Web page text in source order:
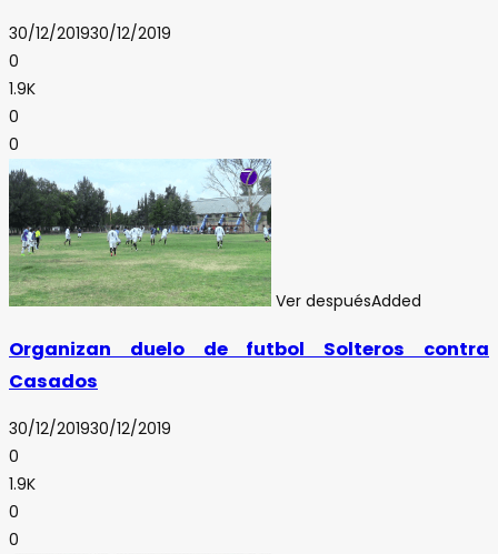
30/12/201930/12/2019
0
1.9K
0
0
Ver despuésAdded
Organizan duelo de futbol Solteros contra
Casados
30/12/201930/12/2019
0
1.9K
0
0